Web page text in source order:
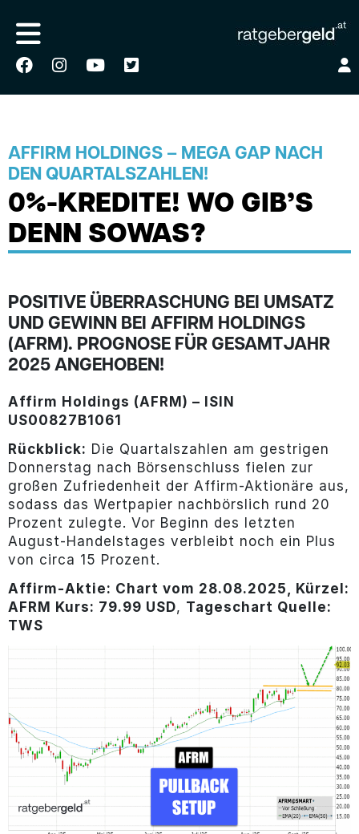
AFFIRM HOLDINGS – MEGA GAP NACH
DEN QUARTALSZAHLEN!
0%-KREDITE! WO GIB’S
DENN SOWAS?
POSITIVE ÜBERRASCHUNG BEI UMSATZ
UND GEWINN BEI AFFIRM HOLDINGS
(AFRM). PROGNOSE FÜR GESAMTJAHR
2025 ANGEHOBEN!
Affirm Holdings (AFRM) – ISIN
US00827B1061
Rückblick: Die Quartalszahlen am gestrigen
Donnerstag nach Börsenschluss fielen zur
großen Zufriedenheit der Affirm-Aktionäre aus,
sodass das Wertpapier nachbörslich rund 20
Prozent zulegte. Vor Beginn des letzten
August-Handelstages verbleibt noch ein Plus
von circa 15 Prozent.
Affirm-Aktie: Chart vom 28.08.2025, Kürzel:
AFRM Kurs: 79.99 USD, Tageschart Quelle:
TWS